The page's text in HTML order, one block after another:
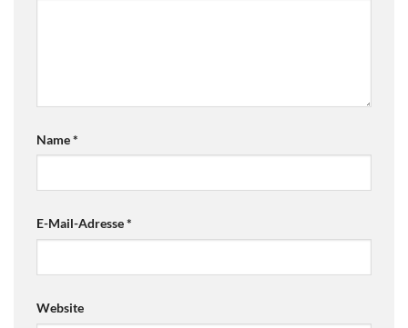
Name*
E-Mail-Adresse*
Website